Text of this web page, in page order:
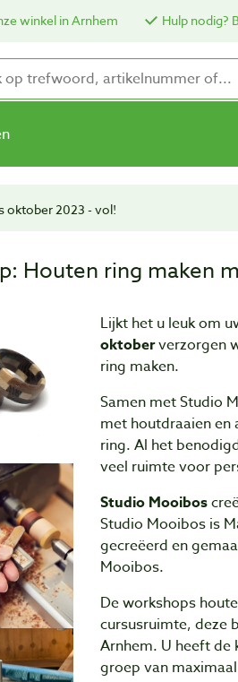
winkel in Arnhem Hulp nodig?
oktober 2023 - vol!
Houten ring maken
Lijkt het u leuk om
oktoberverzorgen
ring maken.
Samen met Studio
met houtdraaien en
ring. Al het
veel ruimte voor
Studio Mooibos
Studio Mooibos is
gecreëerd en
Mooibos.
De workshops
cursusruimte, deze
Arnhem. U heeft de
groep van